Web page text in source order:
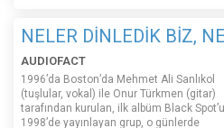
NELER DİNLEDİK BİZ,
AUDIOFACT
1996’da Boston’da Mehmet Ali Sanlıkol
(tuşlular, vokal) ile Onur Türkmen (gitar)
tarafından kurulan, ilk albüm Black Spot’u
1998’de yayınlayan grup, o günlerde